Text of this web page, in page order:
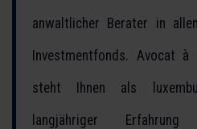
anwaltlicher Berater in
Investmentfonds. Avocat
steht Ihnen als
langjähriger